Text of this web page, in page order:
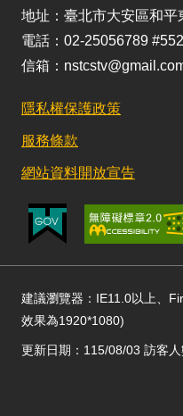
地址：臺北市大安區和
電話：02-25056789
信箱：
隱私權保護政策
服務條款
網站資料開放宣告
建議瀏覽器：IE11.0以上、
效果為1920*1080)
更新日期：115/08/03 訪客